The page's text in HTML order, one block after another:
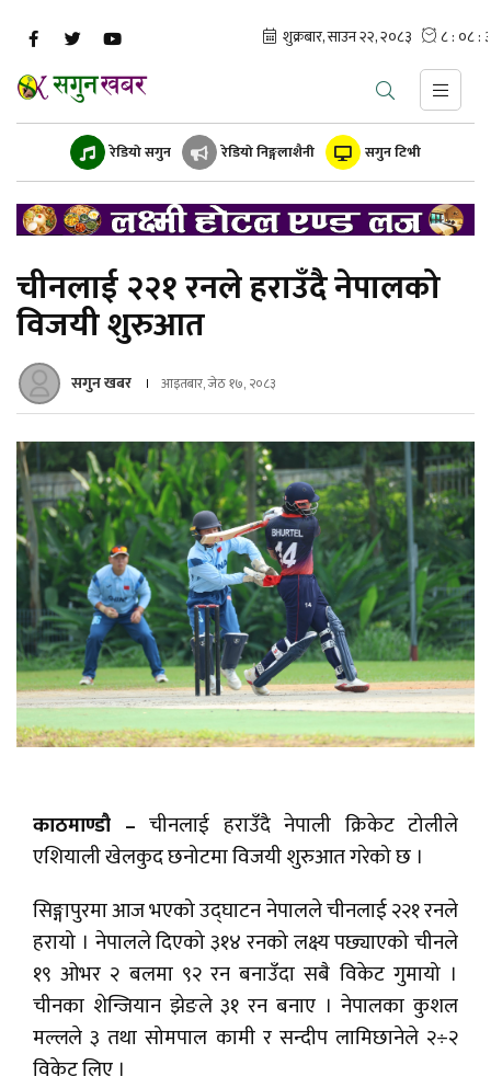
रेडियो सगुन रेडियो निङ्गलाशैनी सगुन टिभी
चीनलाई २२१ रनले हराउँदै नेपालको
विजयी शुरुआत
सगुन खबर आइतबार, जेठ १७, २०८३
काठमाण्डौ – चीनलाई हराउँदै नेपाली क्रिकेट टोलीले
एशियाली खेलकुद छनोटमा विजयी शुरुआत गरेको छ ।
सिङ्गापुरमा आज भएको उद्घाटन नेपालले चीनलाई २२१ रनले
हरायो । नेपालले दिएको ३१४ रनको लक्ष्य पछ्याएको चीनले
१९ ओभर २ बलमा ९२ रन बनाउँदा सबै विकेट गुमायो ।
चीनका शेन्जियान झेङले ३१ रन बनाए । नेपालका कुशल
मल्लले ३ तथा सोमपाल कामी र सन्दीप लामिछानेले २÷२
विकेट लिए ।